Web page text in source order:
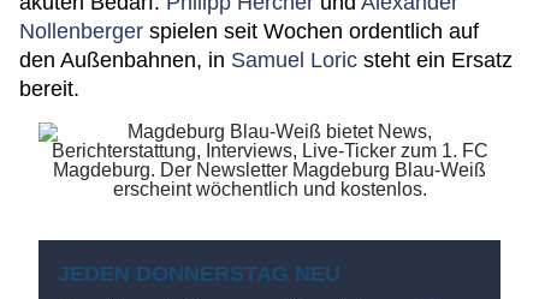
Nollenberger spielen seit Wochen ordentlich auf
den Außenbahnen, in Samuel Loric steht ein Ersatz
bereit.
JEDEN DONNERSTAG NEU